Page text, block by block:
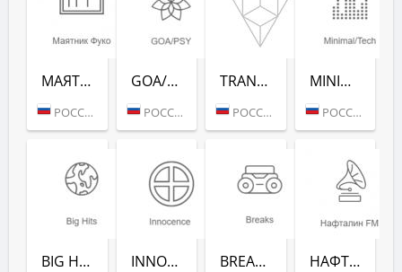
МАЯТНИК ФУКО (РАДИО РЕКОРД)
РОССИЯ (МОСКВА)
GOA/PSY (РАДИО РЕКОРД)
РОССИЯ (МОСКВА)
TRANCE CLASSICS (РАДИО РЕКОРД)
РОССИЯ (МОСКВА)
MINIMAL/TECH (РАДИО РЕКОРД)
РОССИЯ (МОСКВА)
BIG HITS (РАДИО РЕКОРД) INNOCENCE (РАДИО РЕКОРД) BREAKS (РАДИО РЕКОРД) НАФТАЛИН FM (РАДИО РЕКОРД)